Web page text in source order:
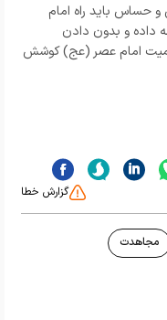
حساس باید راه امام
داده و بدون دادن
امام عصر (عج) کوشش
گزارش خطا
مجاهدت